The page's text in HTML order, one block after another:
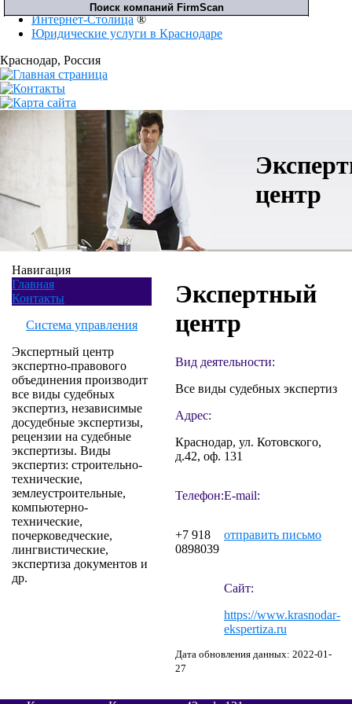
Интернет-Столица®
Юридические услуги в Краснодаре
Краснодар, Россия
центр
Навигация
Главная
Контакты
Система управления
Экспертный центр
экспертно-правового
объединения производит
все виды судебных
экспертиз, независимые
досудебные экспертизы,
рецензии на судебные
экспертизы. Виды
экспертиз: строительно-
технические,
землеустроительные,
компьютерно-
технические,
почерковедческие,
лингвистические,
экспертиза документов и
др.
Экспертный
центр
Вид деятельности:
Все виды судебных экспертиз
Адрес:
Краснодар, ул. Котовского,
д.42, оф. 131
Телефон:E-mail:
+7 918
0898039
отправить письмо
Сайт:
https://www.krasnodar-
ekspertiza.ru
Дата обновления данных: 2022-01-
27